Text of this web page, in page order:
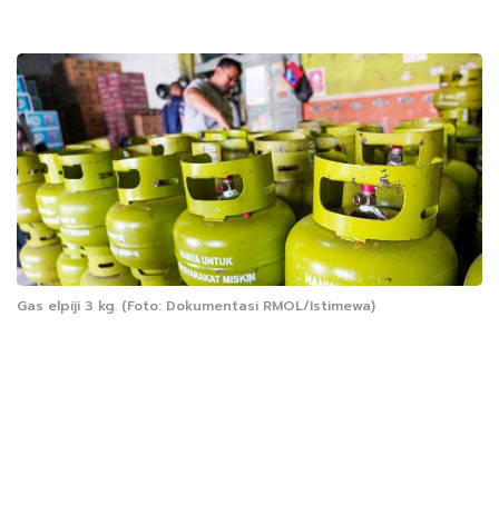
Gas elpiji 3 kg. (Foto: Dokumentasi RMOL/Istimewa)